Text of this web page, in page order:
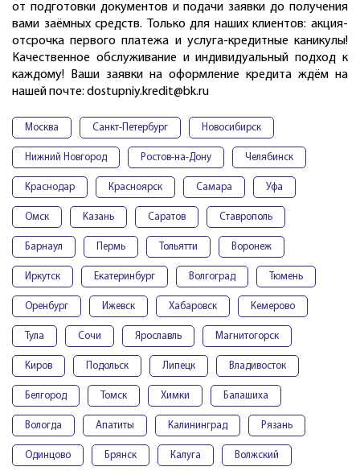
от подготовки документов и подачи заявки до получения
вами заёмных средств. Только для наших клиентов: акция-
отсрочка первого платежа и услуга-кредитные каникулы!
Качественное обслуживание и индивидуальный подход к
каждому! Ваши заявки на оформление кредита ждём на
нашей почте: dostupniy.kredit@bk.ru
Москва Санкт-Петербург Новосибирск
Нижний Новгород Ростов-на-Дону Челябинск
Краснодар Красноярск Самара Уфа
Омск Казань Саратов Ставрополь
Барнаул Пермь Тольятти Воронеж
Иркутск Екатеринбург Волгоград Тюмень
Оренбург Ижевск Хабаровск Кемерово
Тула Сочи Ярославль Магнитогорск
Киров Подольск Липецк Владивосток
Белгород Томск Химки Балашиха
Вологда Апатиты Калининград Рязань
Одинцово Брянск Калуга Волжский